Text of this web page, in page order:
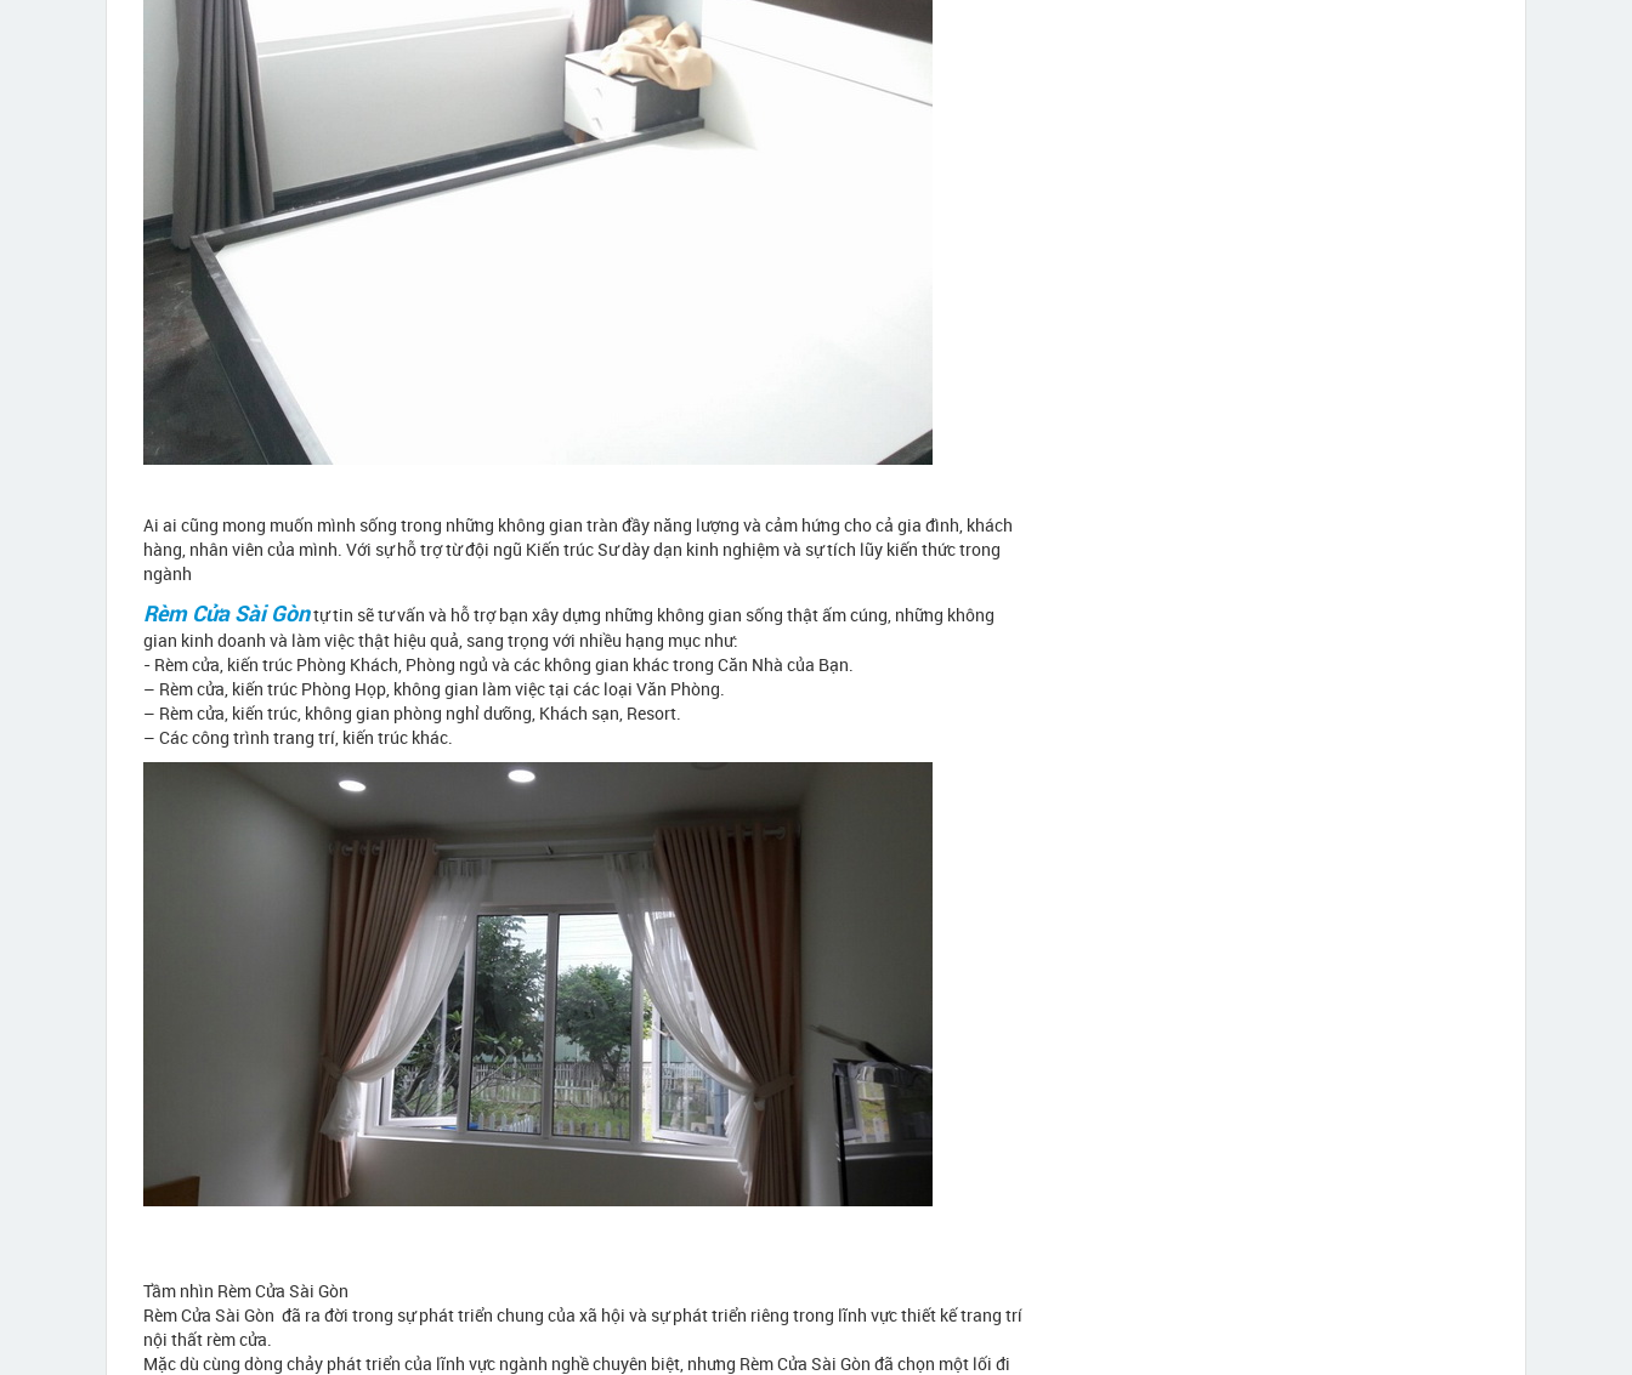
Ai ai cũng mong muốn mình sống trong những không gian tràn đầy năng lượng và cảm hứng cho cả gia đình, khách
hàng, nhân viên của mình. Với sự hỗ trợ từ đội ngũ Kiến trúc Sư dày dạn kinh nghiệm và sự tích lũy kiến thức trong
ngành
Rèm Cửa Sài Gòntự tin sẽ tư vấn và hỗ trợ bạn xây dựng những không gian sống thật ấm cúng, những không
gian kinh doanh và làm việc thật hiệu quả, sang trọng với nhiều hạng mục như:
- Rèm cửa, kiến trúc Phòng Khách, Phòng ngủ và các không gian khác trong Căn Nhà của Bạn.
– Rèm cửa, kiến trúc Phòng Họp, không gian làm việc tại các loại Văn Phòng.
– Rèm cửa, kiến trúc, không gian phòng nghỉ dưỡng, Khách sạn, Resort.
– Các công trình trang trí, kiến trúc khác.
Tầm nhìn Rèm Cửa Sài Gòn
Rèm Cửa Sài Gòn đã ra đời trong sự phát triển chung của xã hội và sự phát triển riêng trong lĩnh vực thiết kế trang trí
nội thất rèm cửa.
Mặc dù cùng dòng chảy phát triển của lĩnh vực ngành nghề chuyên biệt, nhưng Rèm Cửa Sài Gòn đã chọn một lối đi